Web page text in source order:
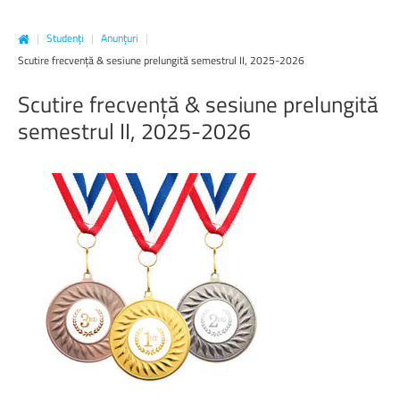
| Studenți | Anunțuri |
Scutire frecvență & sesiune prelungită semestrul II, 2025-2026
Scutirefrecvență &sesiune prelungită
semestrul II, 2025-2026